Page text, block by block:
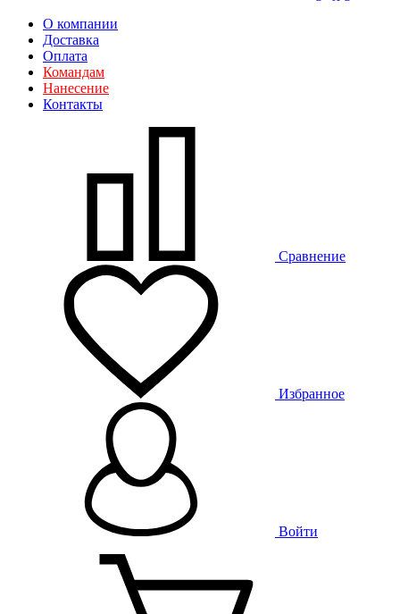
О компании
Доставка
Оплата
Командам
Нанесение
Контакты
Сравнение
Избранное
Войти